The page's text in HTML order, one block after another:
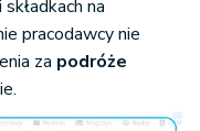
na
pracodawcy nie
za podróże